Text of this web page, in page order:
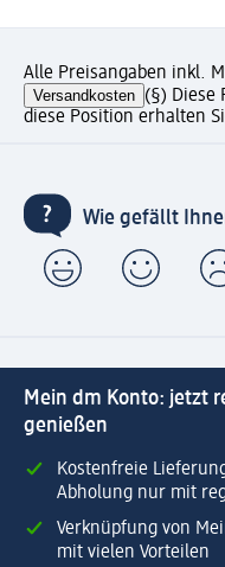
Alle Preisangaben inkl.
Versandkosten (§) Diese
diese Position erhalten
Wie gefällt
Mein dm Konto: jetzt
genießen
Kostenfreie
Abholung nur mit
Verknüpfung von
mit vielen Vorteilen